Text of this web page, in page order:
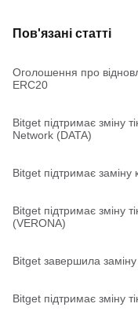
Пов'язані статті
Оголошення про
ERC20
Bitget підтримає зміну
Network (DATA)
Bitget підтримає заміну
Bitget підтримає зміну
(VERONA)
Bitget завершила
Bitget підтримає зміну